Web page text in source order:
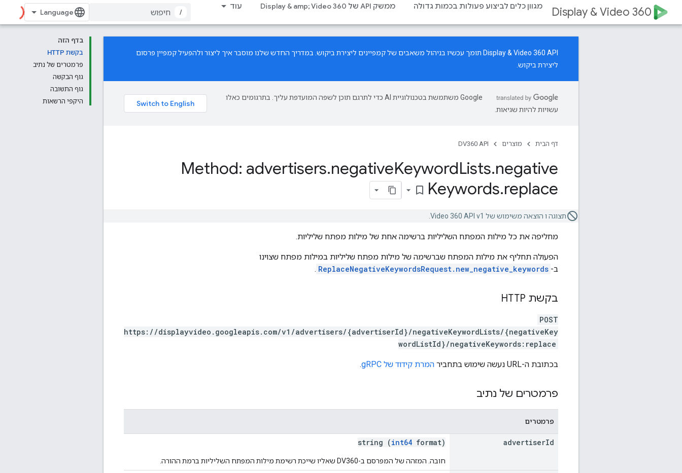
Display & Video 360 מגוון כלים לביצוע פעולות בכמות גדולה ממשק API של Display & amp; Video 360 עוד
/
בדף הזה
בקשת HTTP
פרמטרים של נתיב
גוף הבקשה
גוף התשובה
היקפי הרשאות
‫Display & Video 360 API תומך עכשיו בניהול משאבים של קמפיינים ליצירת ביקוש. במדריך החדש שלנו מוסבר איך ליצור ולהפעיל קמפיין פרסום
ליצירת ביקוש.
‫Google משתמשת בטכנולוגיית AI כדי לתרגם תוכן לשפה המועדפת עליך. בתרגומים כאלו
עשויות להיות שגיאות.
דף הבית מוצרים DV360 API
Method: advertisers.negativeKeywordLists.negative
Keywords.replace
bookmark_border
תצוגה ו הוצאה משימוש של Video 360 API v1.
מחליפה את כל מילות המפתח השליליות ברשימה אחת של מילות מפתח שליליות.
הפעולה תחליף את מילות המפתח שברשימה של מילות מפתח שליליות במילות מפתח שצוינו
ב- ReplaceNegativeKeywordsRequest.new_negative_keywords
.
בקשת HTTP
POST
https://displayvideo.googleapis.com/v1/advertisers/{advertiserId}/negativeKeywordLists/{negativeKey
wordListId}/negativeKeywords:replace
בכתובת ה-URL נעשה שימוש בתחביר המרת קידוד של gRPC .
פרמטרים של נתיב
פרמטרים
advertiserId
string (int64 format)
חובה. המזהה של המפרסם ב-DV360 שאליו שייכת רשימת מילות המפתח השליליות ברמת ההורה.